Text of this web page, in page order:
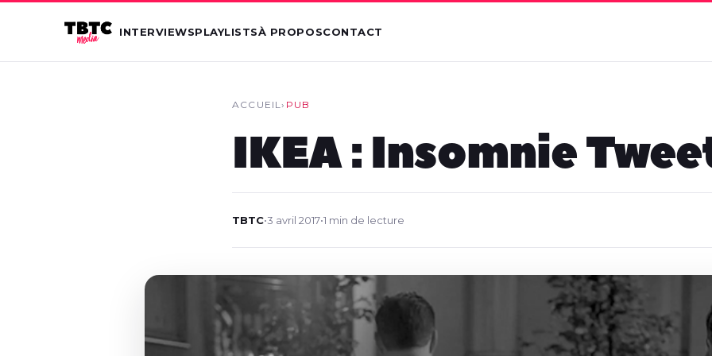
INTERVIEWSPLAYLISTSÀ PROPOSCONTACT
ACCUEIL› PUB
IKEA : Insomnie
TBTC•3 avril 2017•1 min de lecture